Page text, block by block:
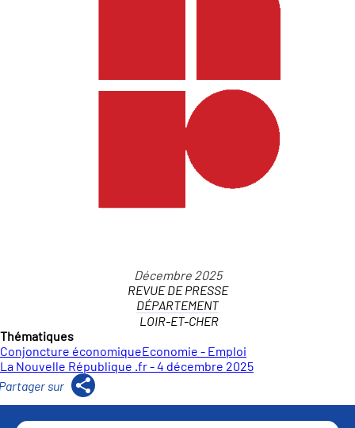
REVUE DE PRESSE
DÉPARTEMENT
LOIR-ET-CHER
Thématiques
Conjoncture économiqueEconomie - Emploi
La Nouvelle République .fr - 4 décembre 2025